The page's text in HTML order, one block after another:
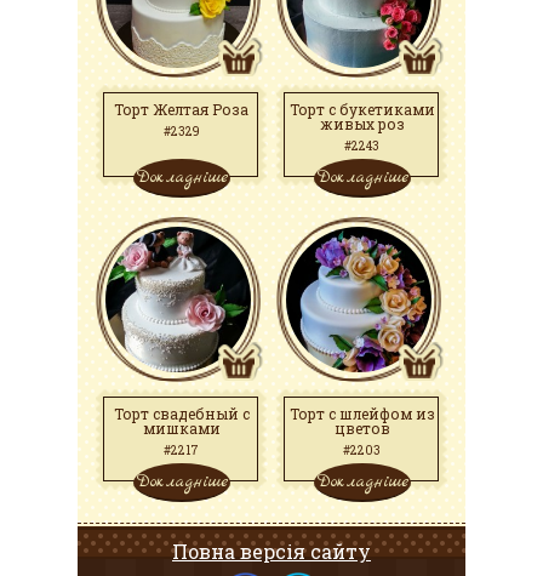
Торт Желтая Роза
#2329
Докладніше
Торт с букетиками
живых роз
#2243
Докладніше
Торт свадебный с
мишками
#2217
Докладніше
Торт с шлейфом из
цветов
#2203
Докладніше
Повна версія сайту